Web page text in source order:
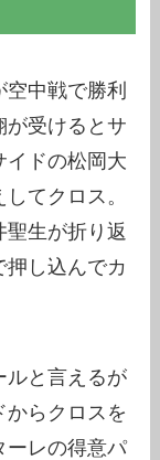
中戦で勝利
が受けるとサ
イドの松岡大
てクロス。
聖生が折り返
押し込んでカ
ルと言えるが
らクロスを
ーレの得意パ